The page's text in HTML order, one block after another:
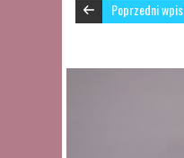
Poprzedni wpis